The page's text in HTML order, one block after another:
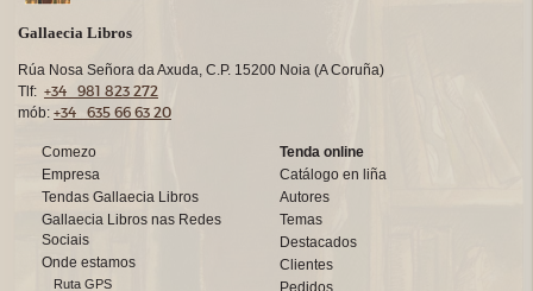
Gallaecia Libros
Rúa Nosa Señora da Axuda, C.P. 15200 Noia (A Coruña)
Tlf: +34 981 823 272
mób: +34 635 66 63 20
Comezo
Empresa
Tendas Gallaecia Libros
Gallaecia Libros nas Redes
Sociais
Onde estamos
Ruta GPS
Tenda online
Catálogo en liña
Autores
Temas
Destacados
Clientes
Pedidos